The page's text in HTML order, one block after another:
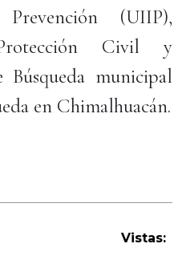
(UIIP),
Civil y
municipal
en Chimalhuacán.
Vistas: